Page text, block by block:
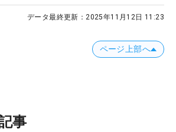
データ最終更新：2025年11月12日 11:23
ページ上部へ
事